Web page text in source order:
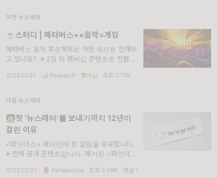
이전 뉴스레터
☕스터디 | 메타버스+×음악=게임
메타버스 음악 프로젝트는 어떤 식으로 전개되
고 있나요?. ※ 2일 뒤 멤버십 콘텐츠로 전환됩
2022.01.31 📊 Research 멤버십 조회 2.77K
다음 뉴스레터
👩‍💻첫 ‘뉴스레터’를 보내기까지 12년이
걸린 이유
<파인더스> 매거진에 쓴 칼럼을 공유합니다.
※ 전체 공개 콘텐츠입니다. 매거진 <파인더스
썼습니다. 뉴스레터를 왜 보내는지, 어떻게 구
2022.02.07 🔮 Perspective 조회 3.09K 댓글 1